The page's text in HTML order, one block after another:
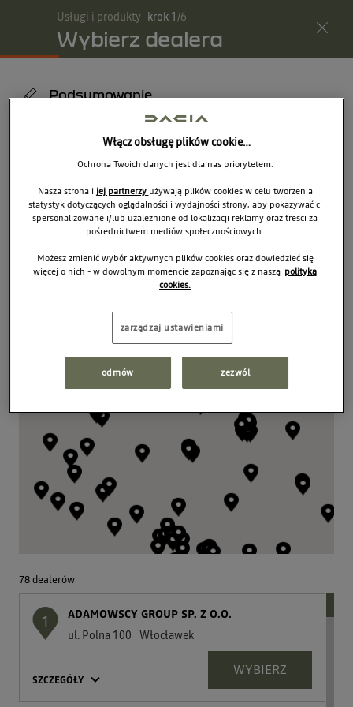
Menu
Usługi i produkty krok 1/6
Wybierz dealera
Znajdź dealera
W POBLIŻU MOJEJ LOKALIZACJI
LUB WYSZUKAJ
78dealerów
1
ADAMOWSCY GROUP SP. Z O.O.
ul. Polna 100 Włocławek
WYBIERZ
SZCZEGÓŁY
Podsumowanie
Włącz obsługę plików cookie…
Ochrona Twoich danych jest dla nas priorytetem.
Nasza strona i jej partnerzy używają plików cookies w celu tworzenia
statystyk dotyczących oglądalności i wydajności strony, aby pokazywać ci
spersonalizowane i/lub uzależnione od lokalizacji reklamy oraz treści za
pośrednictwem mediów społecznościowych.
Możesz zmienić wybór aktywnych plików cookies oraz dowiedzieć się
więcej o nich - w dowolnym momencie zapoznając się z naszą polityką
cookies.
zarządzaj ustawieniami
odmów zezwól